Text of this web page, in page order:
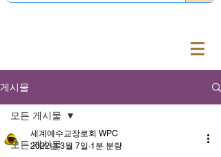
게시물
모든 게시물
모든 게시물
세계예수교장로회 WPC
2022년 3월 7일 1분 분량